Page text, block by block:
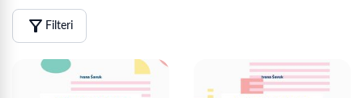
filter_alt Filteri